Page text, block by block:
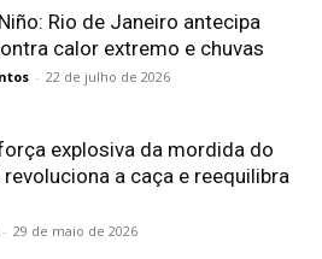
Rio de Janeiro antecipa
calor extremo e chuvas
- 22 de julho de 2026
explosiva da mordida do
a caça e reequilibra
- 29 de maio de 2026